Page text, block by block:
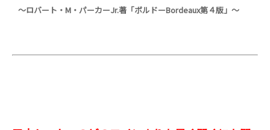
～ロバート・ M ・パーカーJr.著「ボルドーBordeaux第４版」～